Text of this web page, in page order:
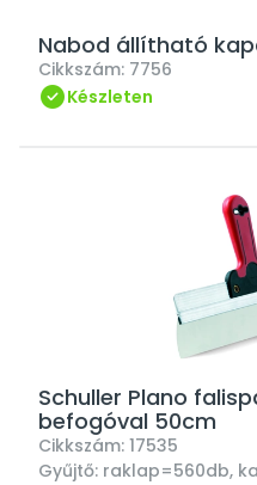
Nabod állítható
Cikkszám: 7756
Készleten
Schuller Plano
befogóval 50cm
Cikkszám: 17535
Gyűjtő: raklap=560db,